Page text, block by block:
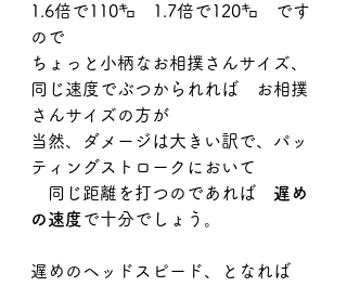
1.6倍で110㌔　1.7倍で120㌔　です
ので
ちょっと小柄なお相撲さんサイズ、
同じ速度でぶつかられれば　お相撲
さんサイズの方が
当然、ダメージは大きい訳で、パッ
ティングストロークにおいて
同じ距離を打つのであれば 遅め
の速度で十分でしょう。
遅めのヘッドスピード、となれば